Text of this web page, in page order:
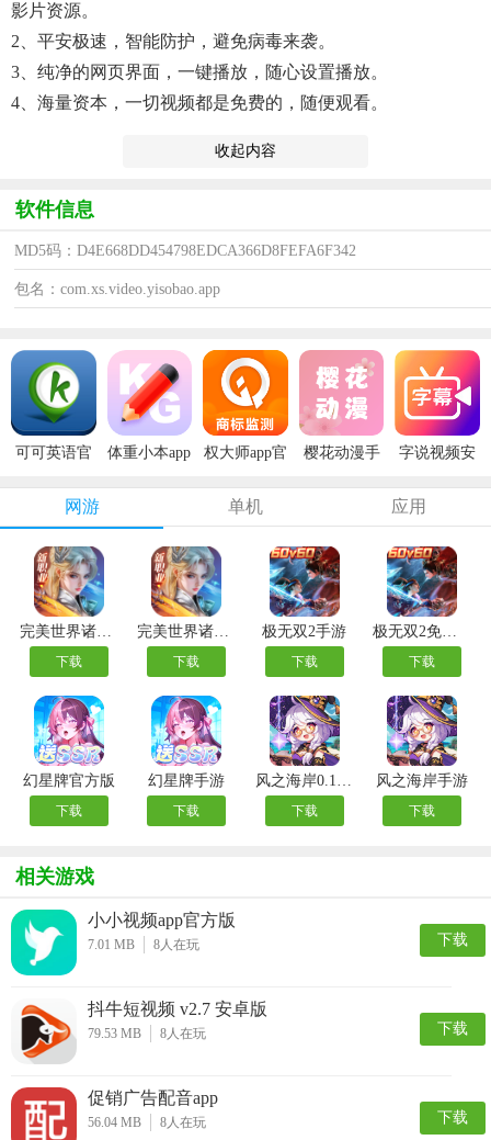
影片资源。
2、平安极速，智能防护，避免病毒来袭。
3、纯净的网页界面，一键播放，随心设置播放。
4、海量资本，一切视频都是免费的，随便观看。
收起内容
软件信息
MD5码：D4E668DD454798EDCA366D8FEFA6F342
包名：com.xs.video.yisobao.app
可可英语官
体重小本app
权大师app官
樱花动漫手
字说视频安
网游 单机 应用
完美世界诸神之战九游版
下载 下载
极无双2手游
下载 下载
幻星牌官方版
下载
幻星牌手游
下载
风之海岸0.1折版
下载
风之海岸手游
下载
相关游戏
小小视频app官方版
7.01 MB 8人在玩 下载
抖牛短视频 v2.7 安卓版
79.53 MB 8人在玩 下载
促销广告配音app
56.04 MB 8人在玩 下载